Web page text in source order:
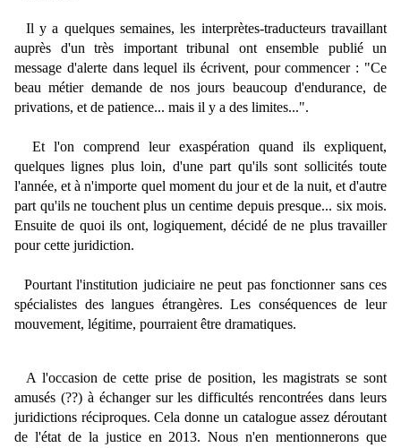
Il y a quelques semaines, les interprètes-traducteurs travaillant
auprès d'un très important tribunal ont ensemble publié un
message d'alerte dans lequel ils écrivent, pour commencer : "Ce
beau métier demande de nos jours beaucoup d'endurance, de
privations, et de patience... mais il y a des limites...".
Et l'on comprend leur exaspération quand ils expliquent,
quelques lignes plus loin, d'une part qu'ils sont sollicités toute
l'année, et à n'importe quel moment du jour et de la nuit, et d'autre
part qu'ils ne touchent plus un centime depuis presque... six mois.
Ensuite de quoi ils ont, logiquement, décidé de ne plus travailler
pour cette juridiction.
Pourtant l'institution judiciaire ne peut pas fonctionner sans ces
spécialistes des langues étrangères. Les conséquences de leur
mouvement, légitime, pourraient être dramatiques.
A l'occasion de cette prise de position, les magistrats se sont
amusés (??) à échanger sur les difficultés rencontrées dans leurs
juridictions réciproques. Cela donne un catalogue assez déroutant
de l'état de la justice en 2013. Nous n'en mentionnerons que